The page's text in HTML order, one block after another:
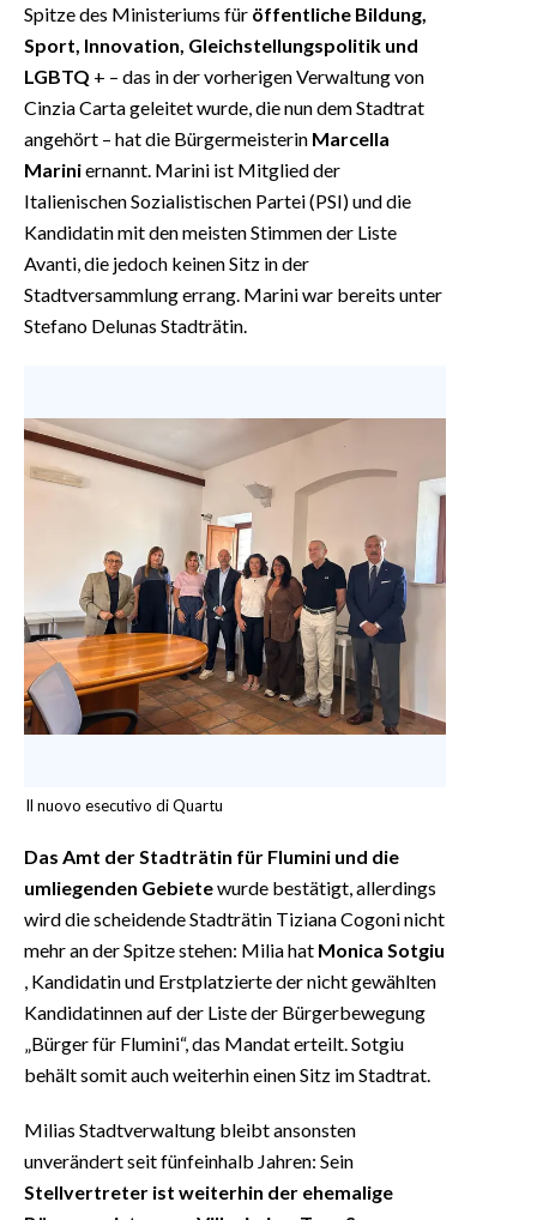
Spitze des Ministeriums für öffentliche Bildung,
Sport, Innovation, Gleichstellungspolitik und
LGBTQ + – das in der vorherigen Verwaltung von
Cinzia Carta geleitet wurde, die nun dem Stadtrat
angehört – hat die Bürgermeisterin Marcella
Mariniernannt. Marini ist Mitglied der
Italienischen Sozialistischen Partei (PSI) und die
Kandidatin mit den meisten Stimmen der Liste
Avanti, die jedoch keinen Sitz in der
Stadtversammlung errang. Marini war bereits unter
Stefano Delunas Stadträtin.
Il nuovo esecutivo di Quartu
Das Amt der Stadträtin für Flumini und die
umliegenden Gebietewurde bestätigt, allerdings
wird die scheidende Stadträtin Tiziana Cogoni nicht
mehr an der Spitze stehen: Milia hat Monica Sotgiu
, Kandidatin und Erstplatzierte der nicht gewählten
Kandidatinnen auf der Liste der Bürgerbewegung
„Bürger für Flumini“, das Mandat erteilt. Sotgiu
behält somit auch weiterhin einen Sitz im Stadtrat.
Milias Stadtverwaltung bleibt ansonsten
unverändert seit fünfeinhalb Jahren: Sein
Stellvertreter ist weiterhin der ehemalige